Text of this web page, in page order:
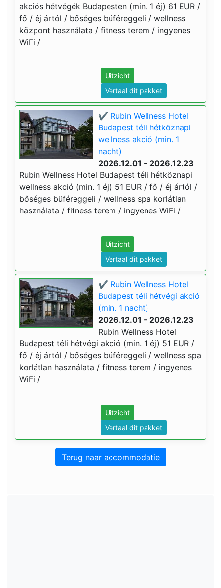
akciós hétvégék Budapesten (min. 1 éj) 61 EUR /
fő / éj ártól / bőséges büféreggeli / wellness
központ használata / fitness terem / ingyenes
WiFi /
Uitzicht
Vertaal dit pakket
✔️ Rubin Wellness Hotel
Budapest téli hétköznapi
wellness akció (min. 1
nacht)
2026.12.01 - 2026.12.23
Rubin Wellness Hotel Budapest téli hétköznapi
wellness akció (min. 1 éj) 51 EUR / fő / éj ártól /
bőséges büféreggeli / wellness spa korlátlan
használata / fitness terem / ingyenes WiFi /
Uitzicht
Vertaal dit pakket
✔️ Rubin Wellness Hotel
Budapest téli hétvégi akció
(min. 1 nacht)
2026.12.01 - 2026.12.23
Rubin Wellness Hotel
Budapest téli hétvégi akció (min. 1 éj) 51 EUR /
fő / éj ártól / bőséges büféreggeli / wellness spa
korlátlan használata / fitness terem / ingyenes
WiFi /
Uitzicht
Vertaal dit pakket
Terug naar accommodatie